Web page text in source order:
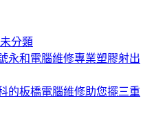
類
未分類
永和電腦維修專業塑膠射出
的板橋電腦維修助您擺三重